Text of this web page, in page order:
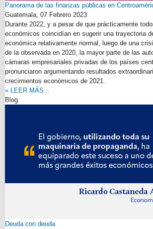
Panorama de las finanzas públicas en
Guatemala, 07 Febrero 2023
Durante 2022, y a pesar de que prácticamente
económicos coincidían en sugerir una trayectoria
económica relativamente normal, luego de una
de la observada en 2020, la mayor parte de las
cámaras empresariales privadas de los países
pronunciaron argumentando resultados
crecimientos económicos de 2021.
» LEER MÁS...
Blog
Deuda con deuda